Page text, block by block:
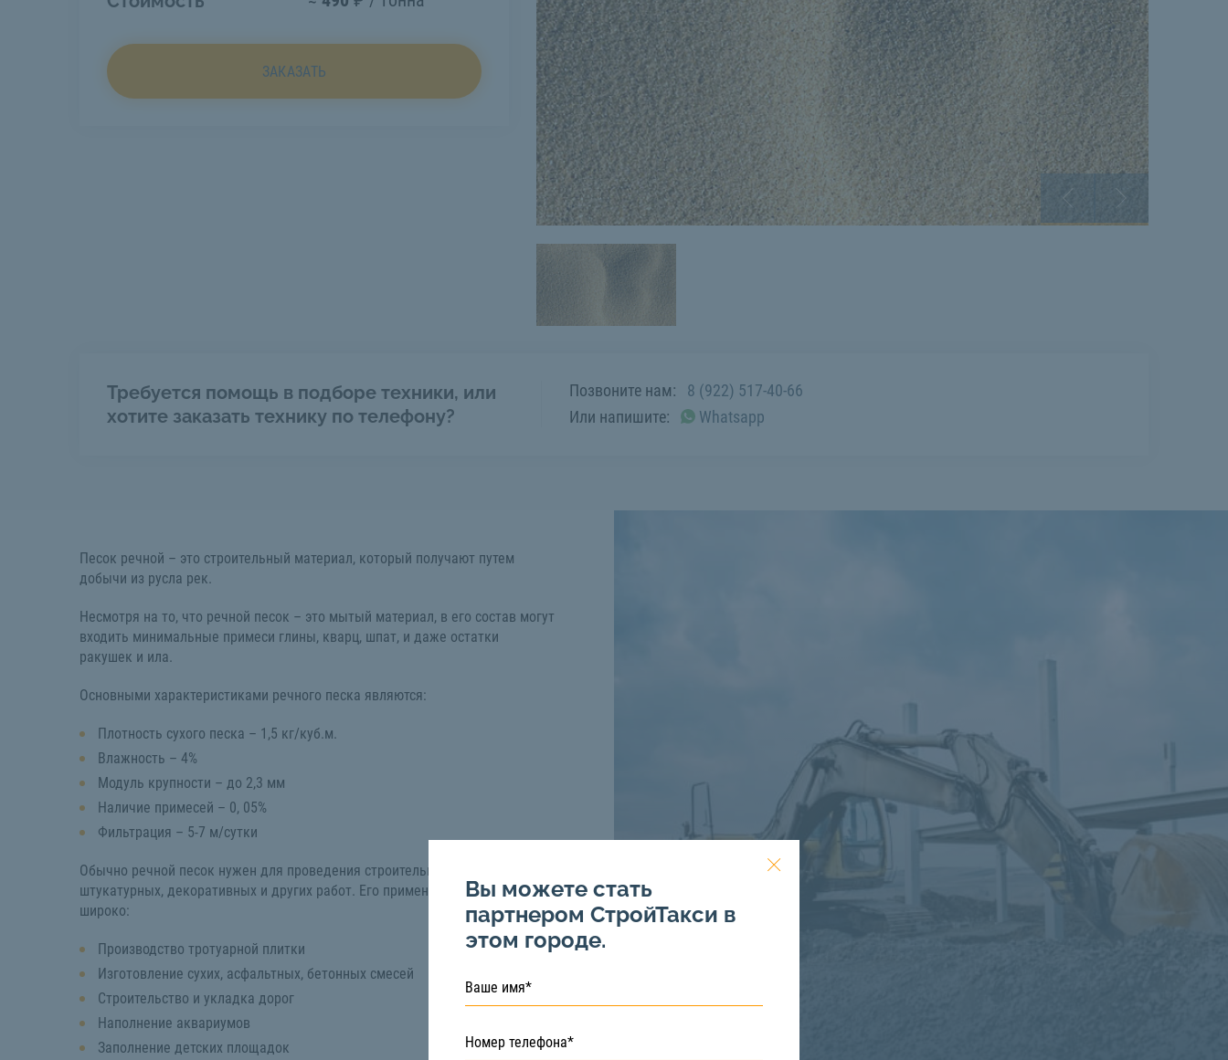
ЗАКАЗАТЬ
Требуется помощь в подборе техники, или
хотите заказать технику по телефону?
Позвоните нам:
8 (922) 517-40-66
Или напишите:
Whatsapp
Песок речной – это строительный материал, который получают путем
добычи из русла рек.
Несмотря на то, что речной песок – это мытый материал, в его состав могут
входить минимальные примеси глины, кварц, шпат, и даже остатки
ракушек и ила.
Основными характеристиками речного песка являются:
Плотность сухого песка – 1,5 кг/куб.м.
Влажность – 4%
Модуль крупности – до 2,3 мм
Наличие примесей – 0, 05%
Фильтрация – 5-7 м/сутки
Обычно речной песок нужен для проведения строительных, отделочных,
штукатурных, декоративных и других работ. Его применение достаточно
широко:
Производство тротуарной плитки
Изготовление сухих, асфальтных, бетонных смесей
Строительство и укладка дорог
Наполнение аквариумов
Заполнение детских площадок
Вы можете стать
партнером СтройТакси в
этом городе.